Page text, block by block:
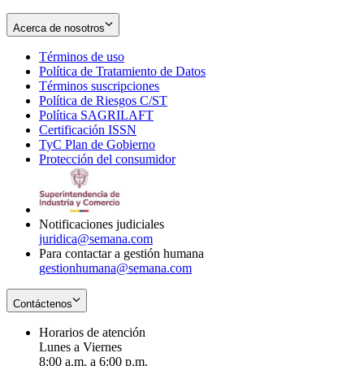
Acerca de nosotros
Términos de uso
in
new
window
Política de Tratamiento de Datos
Términos suscripciones
in
Política de Riesgos C/ST
Política SAGRILAFT
new
window
Certificación ISSN
in
new
TyC Plan de Gobierno
in
Protección del consumidorOpens
Notificaciones judiciales
juridica@semana.com
Para contactar a gestión humana
gestionhumana@semana.com
Contáctenos
Horarios de atención
Lunes a Viernes
8:00 a.m. a 6:00 p.m.